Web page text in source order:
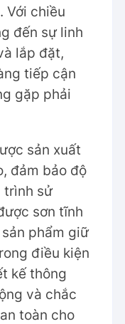
Với chiều
đến sự linh
lắp đặt,
tiếp cận
gặp phải
sản xuất
đảm bảo độ
trình sử
sơn tĩnh
phẩm giữ
điều kiện
kế thông
và chắc
toàn cho